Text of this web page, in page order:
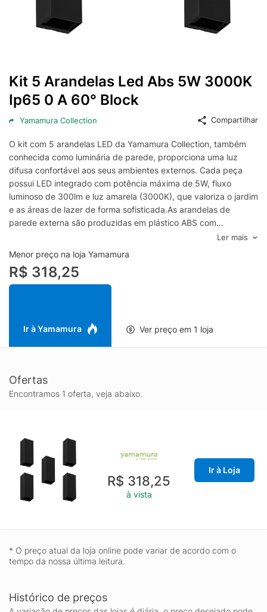
Kit 5 Arandelas Led Abs 5W 3000K
Ip65 0 A 60° Block
Yamamura Collection Compartilhar
O kit com 5 arandelas LED da Yamamura Collection, também
conhecida como luminária de parede, proporciona uma luz
difusa confortável aos seus ambientes externos. Cada peça
possui LED integrado com potência máxima de 5W, fluxo
luminoso de 300lm e luz amarela (3000K), que valoriza o jardim
e as áreas de lazer de forma sofisticada.As arandelas de
parede externa são produzidas em plástico ABS com
acabamento fosco. Além disso, possuem grau de proteção
IP65, isso significa que são resistentes à poeira e jatos de
água, podendo ser utilizadas em corredores, jardins, fachada,
varanda, terraço ou área gourmet. As arandelas ainda possuem
dois fachos de luz ajustáveis que garantem diferentes efeitos
ou acrílicos.
Ler mais
Menor preço na loja Yamamura
R$ 318,25
Ir à Yamamura Ver preço em 1 loja
Ofertas
Encontramos 1 oferta, veja abaixo.
R$ 318,25
à vista
Ir à Loja
* O preço atual da loja online pode variar de acordo com o
tempo da nossa última leitura.
Histórico de preços